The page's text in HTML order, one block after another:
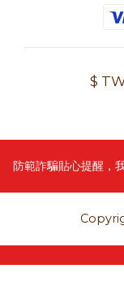
$
防範詐騙貼心提醒，